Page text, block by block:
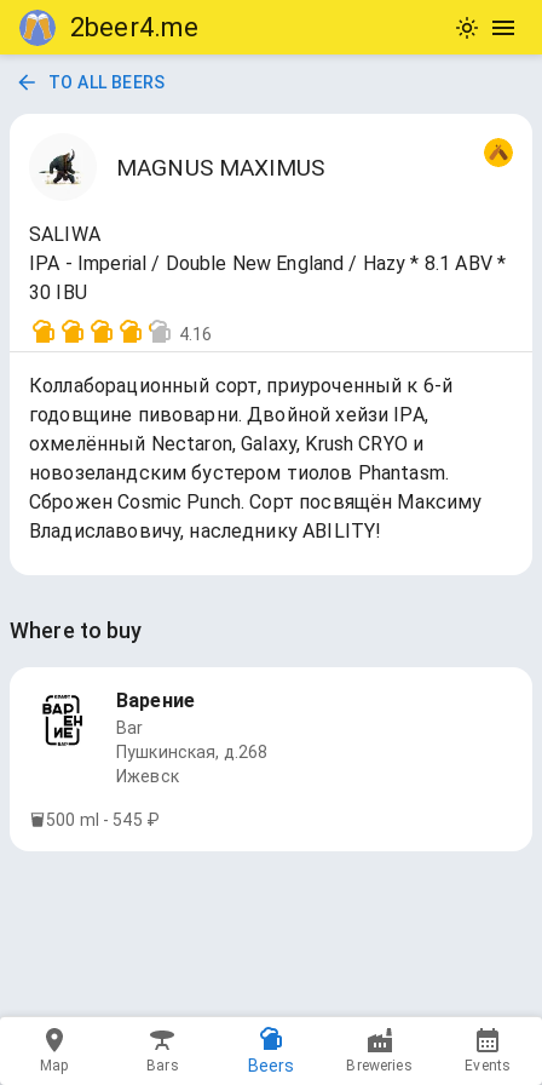
2beer4.me
TO ALL BEERS
MAGNUS MAXIMUS
SALIWA
IPA - Imperial / Double New England / Hazy * 8.1 ABV *
30 IBU
4.16
Коллаборационный сорт, приуроченный к 6-й
годовщине пивоварни. Двойной хейзи IPA,
охмелённый Nectaron, Galaxy, Krush CRYO и
новозеландским бустером тиолов Phantasm.
Сброжен Cosmic Punch. Сорт посвящён Максиму
Владиславовичу, наследнику ABILITY!
Where to buy
Варение
Bar
Пушкинская, д.268
Ижевск
500 ml - 545 ₽
Map Bars Beers Breweries Events